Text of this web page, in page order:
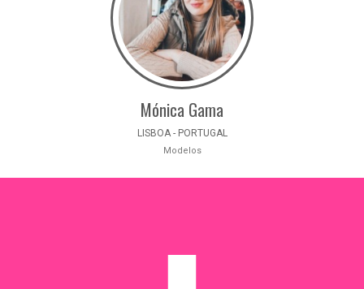
Mónica Gama
LISBOA - PORTUGAL
Modelos